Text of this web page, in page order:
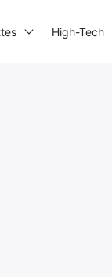
High-Tech